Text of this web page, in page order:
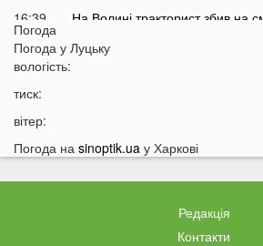
16:39
На Волині тракторист збив на
16:10
15:37
хлопця під час сварки
14:38
На Волині чоловік побив
Лукашенко зробив нову цинічну
Погода
Погода у Луцьку
вологість:
тиск:
вітер:
Погода на sinoptik.ua у Харкові
Редакція
Контакти